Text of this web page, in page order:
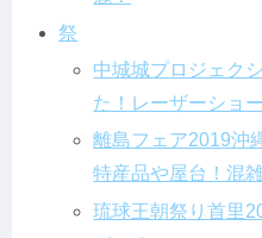
祭
中城城プロジェク
た！レーザーショ
離島フェア2019沖
特産品や屋台！混
琉球王朝祭り首里